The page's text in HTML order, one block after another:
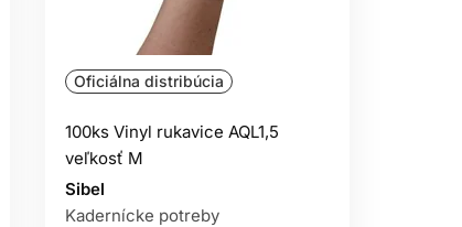
Oficiálna distribúcia
100ks Vinyl rukavice AQL1,5
veľkosť M
Sibel
Kadernícke potreby